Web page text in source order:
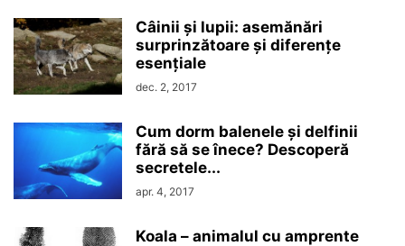
Câinii și lupii: asemănări
surprinzătoare și diferențe
esențiale
dec. 2, 2017
Cum dorm balenele și delfinii
fără să se înece? Descoperă
secretele...
apr. 4, 2017
Koala – animalul cu amprente